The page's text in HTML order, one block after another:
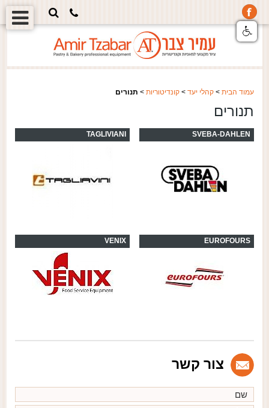
עמוד הבית> קהלי יעד> קונדיטוריות> תנורים
תנורים
SVEBA-DAHLEN
TAGLIVIANI
EUROFOURS
VENIX
צור קשר